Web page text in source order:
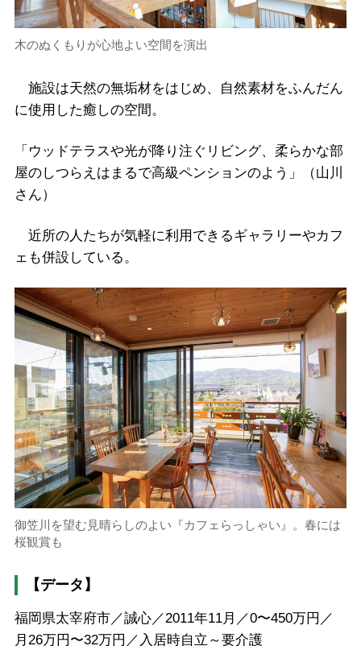
木のぬくもりが心地よい空間を演出
施設は天然の無垢材をはじめ、自然素材をふんだん
に使用した癒しの空間。
「ウッドテラスや光が降り注ぐリビング、柔らかな部
屋のしつらえはまるで高級ペンションのよう」（山川
さん）
近所の人たちが気軽に利用できるギャラリーやカフ
ェも併設している。
御笠川を望む見晴らしのよい『カフェらっしゃい』。春には
桜観賞も
【データ】
福岡県太宰府市／誠心／2011年11月／0〜450万円／
月26万円〜32万円／入居時自立～要介護